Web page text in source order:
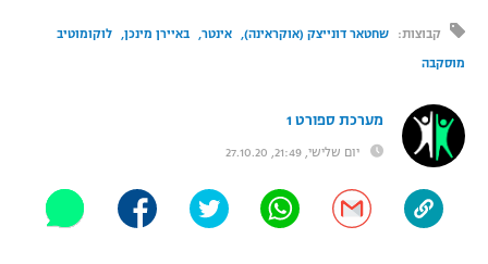
"מחצית בשכונה" – פודקאסט
מכבי נתניה
ליגות נוספות
ספורט אולימפי
UFC
היאבקות WWE
ספורט מוטורי
קבוצות: שחטאר דונייצק (אוקראינה) אינטר באיירן מינכן לוקומוטיב
מוסקבה
מערכת ספורט 1
יום שלישי, 21:49, 27.10.20